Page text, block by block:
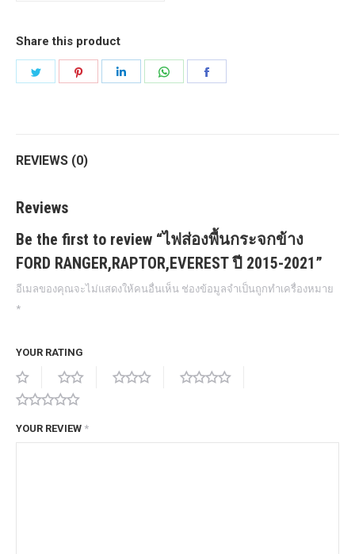
2015-
2021
quantity
Share this product
REVIEWS (0)
Reviews
Be the first to review “ไฟส่องพื้นกระจกข้าง
FORD RANGER,RAPTOR,EVEREST ปี 2015-2021”
อีเมลของคุณจะไม่แสดงให้คนอื่นเห็น ช่องข้อมูลจำเป็นถูกทำเครื่องหมาย
*
YOUR RATING
YOUR REVIEW *